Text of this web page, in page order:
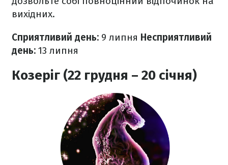
вихідних.
Сприятливий день: 9 липня Несприятливий
день: 13 липня
Козеріг (22 грудня – 20 січня)